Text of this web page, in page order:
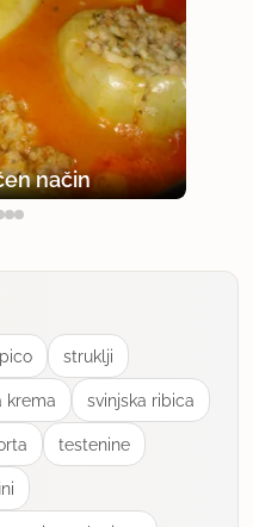
način
struklji
krema svinjska ribica
testenine